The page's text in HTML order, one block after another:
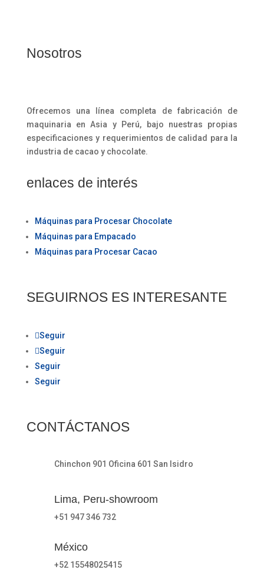
Nosotros
Ofrecemos una línea completa de fabricación de
maquinaria en Asia y Perú, bajo nuestras propias
especificaciones y requerimientos de calidad para la
industria de cacao y chocolate.
enlaces de interés
Máquinas para Procesar Chocolate
Máquinas para Empacado
Máquinas para Procesar Cacao
SEGUIRNOS ES INTERESANTE
Seguir
Seguir
Seguir
Seguir
CONTÁCTANOS
Chinchon 901 Oficina 601 San Isidro
Lima, Peru-showroom
+51 947 346 732
México
+52 15548025415